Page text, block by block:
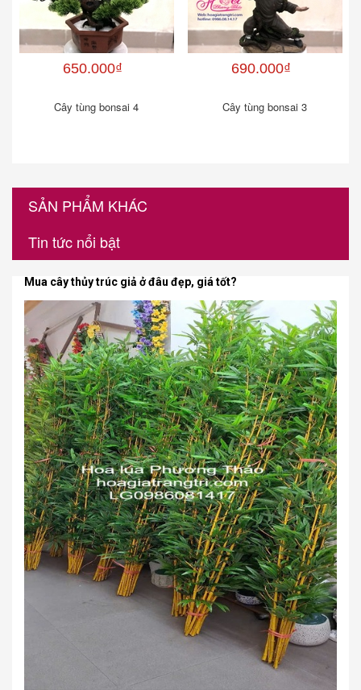
650.000₫
Cây tùng bonsai 4
690.000₫
Cây tùng bonsai 3
SẢN PHẨM KHÁC
Tin tức nổi bật
Mua cây thủy trúc giả ở đâu đẹp, giá tốt?